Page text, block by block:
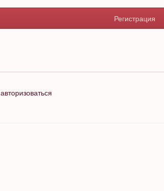
Регистрация
авторизоваться